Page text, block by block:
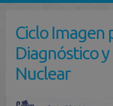
contenidoCiclo Imagen
Diagnóstico
Nuclear